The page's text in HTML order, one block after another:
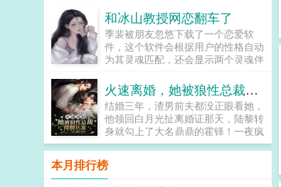
色，他就能重获新生。楚祖改人设是
吧？老擅长了！第一本读者A你可以
让反派降智，但你最好不要做梦觉得
读者也会降智，很难懂吗？还是读者
A靠靠靠！早说是大佬的局中局中局
声了！！第二本读者B狗塑适可而
止，就算你重复强调五百次他是可爱
狗狗，但我只看到了一只舔狗，还是
不会汪汪叫的那种。还是读者B起猛
了，看到无敌阳光开朗大狗狗了，哪
里能领养，阿祖！我也要养阿祖！！
第三本读者C作者生活这么不如意，
一定要搞这么五毒俱全的角色？写不
和冰山教授网恋翻车了
季裴被朋友忽悠下载了一个恋爱软
件，这个软件会根据用户的性格自动
为其灵魂匹配，还会显示两个灵魂伴
个叫冬日的网友，看了对方的主页，
高学历高级知识分子，高贵冷艳令...
火速离婚，她被狼性总裁搂腰狂宠
结婚三年，渣男前夫都没正眼看她，
他领回白月光扯离婚证那天，陆黎转
身就勾上了大名鼎鼎的霍铎！一夜疯
狂后，男人看着她低笑陆小姐，不打
算负责？陆黎转身不认人，他霍铎怎
么会缺女人！本以为不会再有交集，
可被他彻底缠上。某天他抵她在墙陆
本月排行榜